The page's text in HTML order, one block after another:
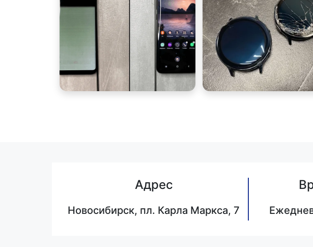
Адрес
Новосибирск, пл. Карла Маркса, 7